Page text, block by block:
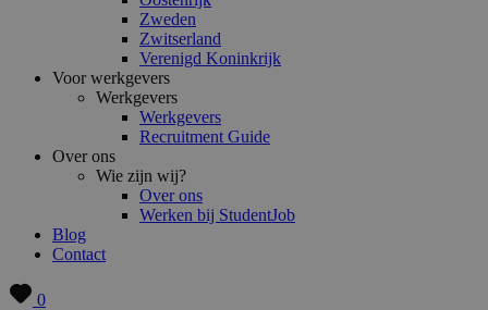
Zweden
Zwitserland
Verenigd Koninkrijk
Voor werkgevers
Werkgevers
Werkgevers
Recruitment Guide
Over ons
Wie zijn wij?
Over ons
Werken bij StudentJob
Blog
Contact
0